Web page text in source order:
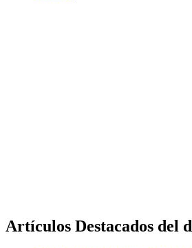
Artículos Destacados del